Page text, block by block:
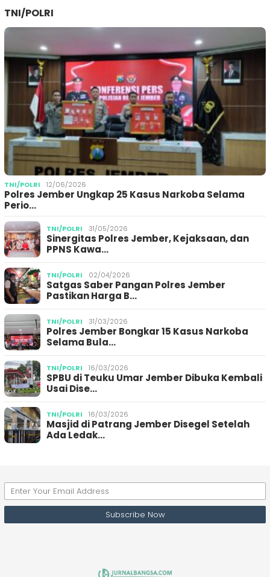
TNI/POLRI
TNI/POLRI 12/06/2026
Polres Jember Ungkap 25 Kasus Narkoba Selama
Perio…
TNI/POLRI 31/05/2026
Sinergitas Polres Jember, Kejaksaan, dan
PPNS Kawa…
TNI/POLRI 02/04/2026
Satgas Saber Pangan Polres Jember
Pastikan Harga B…
TNI/POLRI 31/03/2026
Polres Jember Bongkar 15 Kasus Narkoba
Selama Bula…
TNI/POLRI 16/03/2026
SPBU di Teuku Umar Jember Dibuka Kembali
Usai Dise…
TNI/POLRI 16/03/2026
Masjid di Patrang Jember Disegel Setelah
Ada Ledak…